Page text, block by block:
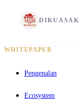
WHITEPAPER
Pengenalan
Ecosystem